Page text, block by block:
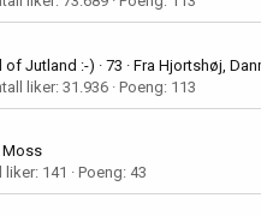
of Jutland :-) · 73 · Fra Hjortshøj,
liker 31.936 Poeng 113
Moss
liker 141 Poeng 43